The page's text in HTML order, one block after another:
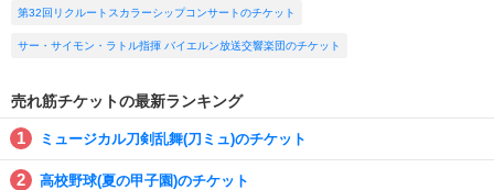
第32回リクルートスカラーシップコンサートのチケット
サー・サイモン・ラトル指揮 バイエルン放送交響楽団のチケット
売れ筋チケットの最新ランキング
ミュージカル刀剣乱舞(刀ミュ)のチケット
高校野球(夏の甲子園)のチケット